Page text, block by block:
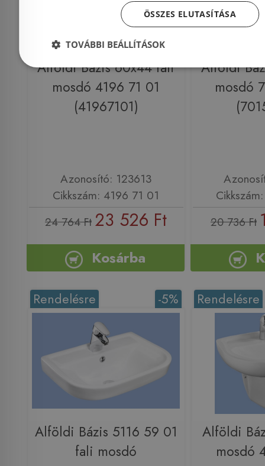
Alföldi Bázis 60x44 fali
mosdó 4196 71 01
(41967101)
Azonosító: 123613
Cikkszám: 4196 71 01
24 764 Ft 23 526 Ft
Kosárba
Alföldi
mosdó
20 736 Ft
-5%
Rendelésre
Alföldi Bázis 5116 59 01
fali mosdó
Rendelésre
Alföldi
mosdó
ÖSSZES ELUTASÍTÁSA
TOVÁBBI BEÁLLÍTÁSOK